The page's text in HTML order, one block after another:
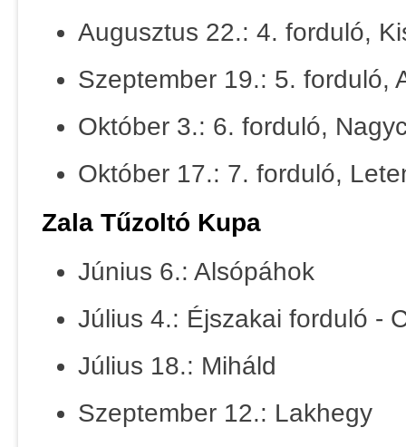
Augusztus 22.: 4. forduló,
Szeptember 19.: 5. forduló,
Október 3.: 6. forduló,
Október 17.: 7. forduló,
Zala Tűzoltó Kupa
Június 6.: Alsópáhok
Július 4.: Éjszakai forduló -
Július 18.: Miháld
Szeptember 12.: Lakhegy